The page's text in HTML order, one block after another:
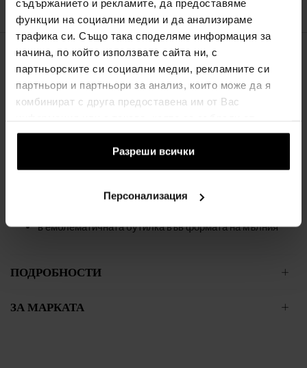
съдържанието и рекламите, да предоставяме
функции на социални медии и да анализираме
трафика си. Също така споделяме информация за
начина, по който използвате сайта ни, с
партньорските си социални медии, рекламните си
партньори и партньори за анализ, които може да я
комбинират с друга предоставена им от Вас
ползването от Ваша страна на услугите им.
Разреши всички
Персонализация
Няма нищо невъзможно, когато имате правилните партньори
до себе си. Парфюмната вода Carolina Herrera Bad Boy Cobalt
мъжественост и празнува нерушимото приятелство между
мъжете. Защото в компанията на правилните хора можете да
бъдете уверени и абсолютно себе си.
ароматен дървесен аромат със земни нотки
в емблематичната бутилка във формата на мълния
ПОДРОБНОСТИ
ЗА МАРКАТА